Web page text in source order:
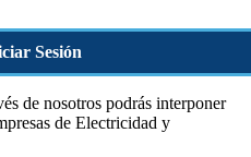
Sesión
de nosotros podrás interponer
de Electricidad y